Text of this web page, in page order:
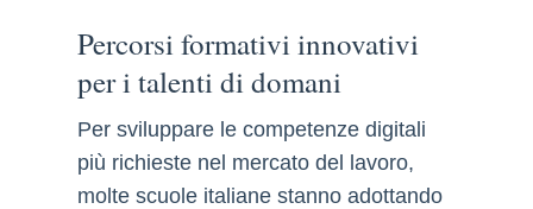
Percorsi formativi innovativi
per i talenti di domani
Per sviluppare le competenze digitali
più richieste nel mercato del lavoro,
molte scuole italiane stanno adottando